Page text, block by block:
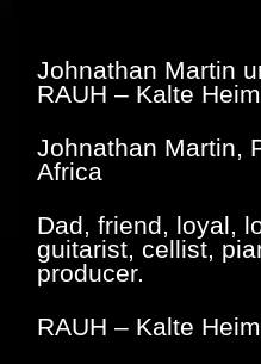
Johnathan Martin
RAUH – Kalte
Johnathan Martin,
Africa
Dad, friend, loyal,
guitarist, cellist,
producer.
RAUH – Kalte